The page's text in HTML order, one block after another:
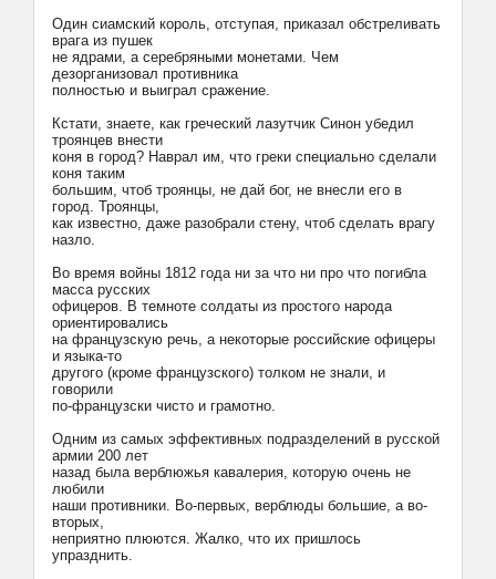
Один сиамский король, отступая, приказал обстреливать
врага из пушек
не ядрами, а серебряными монетами. Чем
дезорганизовал противника
полностью и выиграл сражение.
Кстати, знаете, как греческий лазутчик Синон убедил
троянцев внести
коня в город? Hаврал им, что греки специально сделали
коня таким
большим, чтоб троянцы, не дай бог, не внесли его в
город. Троянцы,
как известно, даже разобрали стену, чтоб сделать врагу
назло.
Во время войны 1812 года ни за что ни про что погибла
масса русских
офицеров. В темноте солдаты из простого народа
ориентировались
на французскую речь, а некоторые российские офицеры
и языка-то
другого (кроме французского) толком не знали, и
говорили
по-французски чисто и грамотно.
Одним из самых эффективных подразделений в русской
армии 200 лет
назад была верблюжья кавалерия, которую очень не
любили
наши противники. Во-первых, верблюды большие, а во-
вторых,
неприятно плюются. Жалко, что их пришлось
упразднить.